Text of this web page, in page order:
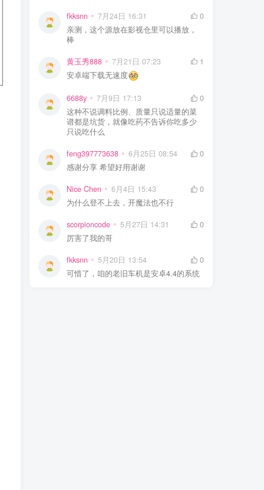
fkksnn 7月24日 16:31
0
亲测，这个源放在影视仓里可以播放，
棒
黄玉秀888 7月21日 07:23
1
安卓端下载无速度
6688y 7月9日 17:13
0
这种不说调料比例、质量只说适量的菜
谱都是坑货，就像吃药不告诉你吃多少
只说吃什么
feng397773638 6月25日 08:54
0
感谢分享 希望好用谢谢
Nice Chen 6月4日 15:43
0
为什么登不上去，开魔法也不行
scorpioncode 5月27日 14:31
0
厉害了我的哥
fkksnn 5月20日 13:54
0
可惜了，咱的老旧车机是安卓4.4的系统